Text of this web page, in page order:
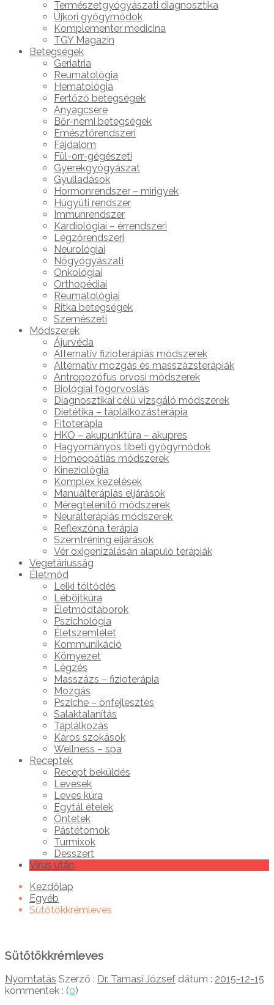
Természetgyógyászati diagnosztika
Újkori gyógymódok
Komplementer medicina
TGY Magazin
Betegségek
Geriatria
Reumatológia
Hematológia
Fertőző betegségek
Anyagcsere
Bőr-nemi betegségek
Emésztőrendszeri
Fájdalom
Fül-orr-gégészeti
Gyerekgyógyászat
Gyulladások
Hormonrendszer – mirigyek
Húgyúti rendszer
Immunrendszer
Kardiológiai – érrendszeri
Légzőrendszeri
Neurológiai
Nőgyógyászati
Onkológiai
Orthopédiai
Reumatológiai
Ritka betegségek
Szemészeti
Módszerek
Ájurvéda
Alternatív fizioterápiás módszerek
Alternatív mozgás és masszázsterápiák
Antropozófus orvosi módszerek
Biológiai fogorvoslás
Diagnosztikai célú vizsgáló módszerek
Dietétika – táplálkozásterápia
Fitoterápia
HKO – akupunktúra – akupres
Hagyományos tibeti gyógymódok
Homeopátiás módszerek
Kineziológia
Komplex kezelések
Manuálterápiás eljárások
Méregtelenítő módszerek
Neurálterápiás módszerek
Reflexzóna terápia
Szemtréning eljárások
Vér oxigenizálásán alapuló terápiák
Vegetáriusság
Életmód
Lelki töltődés
Léböjtkúra
Életmódtáborok
Pszichológia
Életszemlélet
Kommunikáció
Környezet
Légzés
Masszázs – fizioterápia
Mozgás
Psziche – önfejlesztés
Salaktalanítás
Táplálkozás
Káros szokások
Wellness – spa
Receptek
Recept beküldés
Levesek
Leves kúra
Egytál ételek
Öntetek
Pástétomok
Turmixok
Desszert
Vírus után
Kezdőlap
Egyéb
Sütőtökkrémleves
Sütőtökkrémleves
Nyomtatás Szerző : Dr. Tamasi József dátum : 2015-12-15
kommentek : (0)